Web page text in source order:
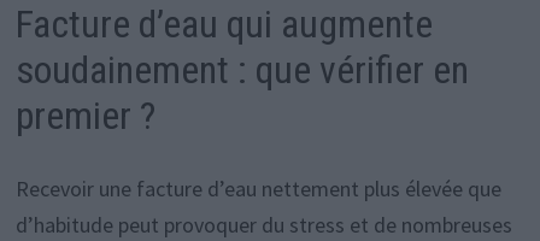
Facture d’eau qui augmente
soudainement : que vérifier en
premier ?
Recevoir une facture d’eau nettement plus élevée que
d’habitude peut provoquer du stress et de nombreuses